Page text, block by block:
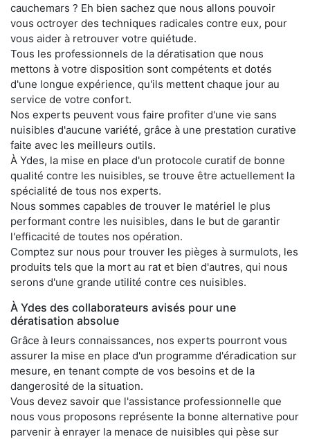
cauchemars ? Eh bien sachez que nous allons pouvoir
vous octroyer des techniques radicales contre eux, pour
vous aider à retrouver votre quiétude.
Tous les professionnels de la dératisation que nous
mettons à votre disposition sont compétents et dotés
d'une longue expérience, qu'ils mettent chaque jour au
service de votre confort.
Nos experts peuvent vous faire profiter d'une vie sans
nuisibles d'aucune variété, grâce à une prestation curative
faite avec les meilleurs outils.
À Ydes, la mise en place d'un protocole curatif de bonne
qualité contre les nuisibles, se trouve être actuellement la
spécialité de tous nos experts.
Nous sommes capables de trouver le matériel le plus
performant contre les nuisibles, dans le but de garantir
l'efficacité de toutes nos opération.
Comptez sur nous pour trouver les pièges à surmulots, les
produits tels que la mort au rat et bien d'autres, qui nous
serons d'une grande utilité contre ces nuisibles.
À Ydes des collaborateurs avisés pour une
dératisation absolue
Grâce à leurs connaissances, nos experts pourront vous
assurer la mise en place d'un programme d'éradication sur
mesure, en tenant compte de vos besoins et de la
dangerosité de la situation.
Vous devez savoir que l'assistance professionnelle que
nous vous proposons représente la bonne alternative pour
parvenir à enrayer la menace de nuisibles qui pèse sur